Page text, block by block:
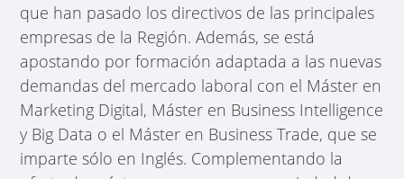
que han pasado los directivos de las principales
empresas de la Región. Además, se está
apostando por formación adaptada a las nuevas
demandas del mercado laboral con el Máster en
Marketing Digital, Máster en Business Intelligence
y Big Data o el Máster en Business Trade, que se
imparte sólo en Inglés. Complementando la